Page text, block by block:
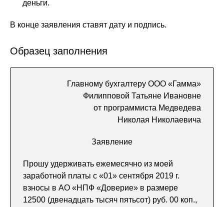
деньги.
В конце заявления ставят дату и подпись.
Образец заполнения
Главному бухгалтеру ООО «Гамма»
Филипповой Татьяне Ивановне
от программиста Медведева
Николая Николаевича
Заявление
Прошу удерживать ежемесячно из моей
заработной платы с «01» сентября 2019 г.
взносы в АО «НПФ «Доверие» в размере
12500 (двенадцать тысяч пятьсот) руб. 00 коп.,